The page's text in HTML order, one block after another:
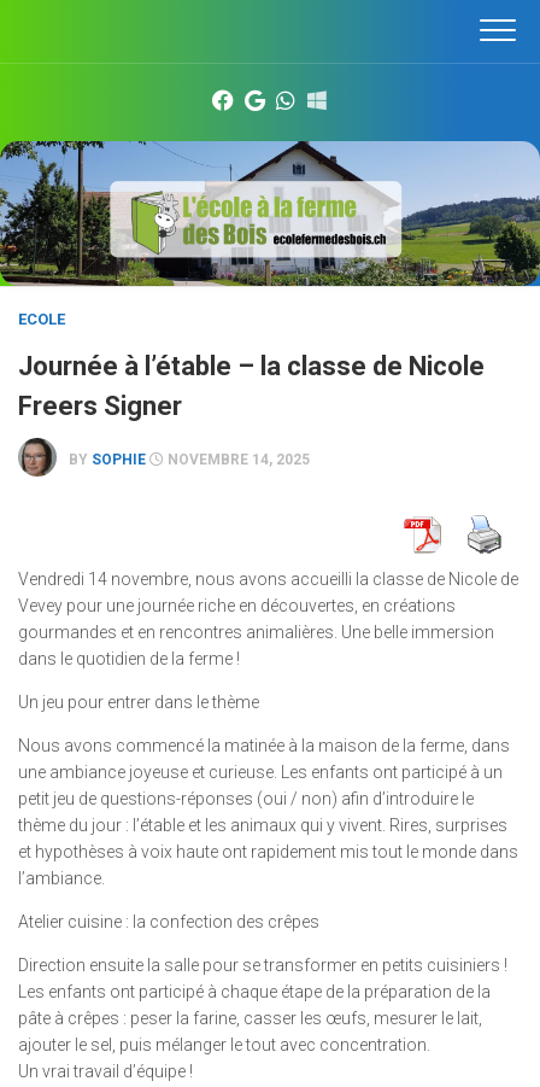
content
ECOLE
Journée à l’étable – la classe de Nicole
Freers Signer
BY SOPHIE NOVEMBRE 14, 2025
Vendredi 14 novembre, nous avons accueilli la classe de Nicole de
Vevey pour une journée riche en découvertes, en créations
gourmandes et en rencontres animalières. Une belle immersion
dans le quotidien de la ferme !
Un jeu pour entrer dans le thème
Nous avons commencé la matinée à la maison de la ferme, dans
une ambiance joyeuse et curieuse. Les enfants ont participé à un
petit jeu de questions-réponses (oui / non) afin d’introduire le
thème du jour : l’étable et les animaux qui y vivent. Rires, surprises
et hypothèses à voix haute ont rapidement mis tout le monde dans
l’ambiance.
Atelier cuisine : la confection des crêpes
Direction ensuite la salle pour se transformer en petits cuisiniers !
Les enfants ont participé à chaque étape de la préparation de la
pâte à crêpes : peser la farine, casser les œufs, mesurer le lait,
ajouter le sel, puis mélanger le tout avec concentration.
Un vrai travail d’équipe !